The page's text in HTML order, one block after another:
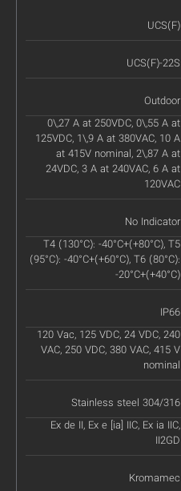
UCS(F)
UCS(F)-22S
Outdoor
0\,27 A at 250VDC, 0\,55 A at
125VDC, 1\,9 A at 380VAC, 10 A
at 415V nominal, 2\,87 A at
24VDC, 3 A at 240VAC, 6 A at
120VAC
No Indicator
T4 (130°C): -40°C+(+80°C), T5
(95°C): -40°C+(+60°C), T6 (80°C):
-20°C+(+40°C)
IP66
120 Vac, 125 VDC, 24 VDC, 240
VAC, 250 VDC, 380 VAC, 415 V
nominal
Stainless steel 304/316
Ex de II, Ex e [ia] IIC, Ex ia IIC,
II2GD
Kromamec